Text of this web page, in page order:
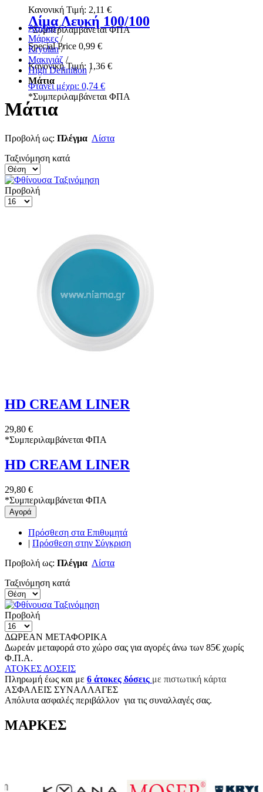
Κανονική Τιμή: 2,11 €
*Συμπεριλαμβάνεται ΦΠΑ
Λίμα Λευκή 100/100
Special Price 0,99 €
Κανονική Τιμή: 1,36 €
Φτάνει μέχρι: 0,74 €
*Συμπεριλαμβάνεται ΦΠΑ
Αρχική /
Μάρκες /
Kryolan /
Μακιγιάζ /
High Definition /
Μάτια
Μάτια
Προβολή ως: Πλέγμα Λίστα
Ταξινόμηση κατά
Προβολή
HD CREAM LINER
29,80 €
*Συμπεριλαμβάνεται ΦΠΑ
HD CREAM LINER
29,80 €
*Συμπεριλαμβάνεται ΦΠΑ
Αγορά
Πρόσθεση στα Επιθυμητά
| Πρόσθεση στην Σύγκριση
Προβολή ως: Πλέγμα Λίστα
Ταξινόμηση κατά
Προβολή
ΔΩΡΕΑΝ ΜΕΤΑΦΟΡΙΚΑ
Δωρεάν μεταφορά στο χώρο σας για αγορές άνω των 85€ χωρίς
Φ.Π.Α.
ΑΤΟΚΕΣ ΔΟΣΕΙΣ
Πληρωμή έως και με 6 άτοκες δόσεις με πιστωτική κάρτα
ΑΣΦΑΛΕΙΣ ΣΥΝΑΛΛΑΓΕΣ
Aπόλυτα ασφαλές περιβάλλον για τις συναλλαγές σας.
ΜΑΡΚΕΣ